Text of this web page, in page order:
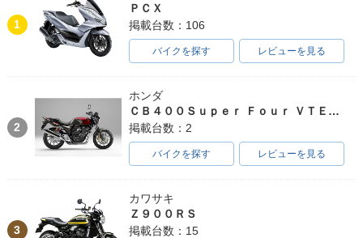
1
ＰＣＸ
掲載台数：106
バイクを探す レビューを見る
2
ホンダ
ＣＢ４００Ｓｕｐｅｒ Ｆｏｕｒ ＶＴＥＣ ＳＰＥＣ３
掲載台数：2
バイクを探す レビューを見る
3
カワサキ
Ｚ９００ＲＳ
掲載台数：15